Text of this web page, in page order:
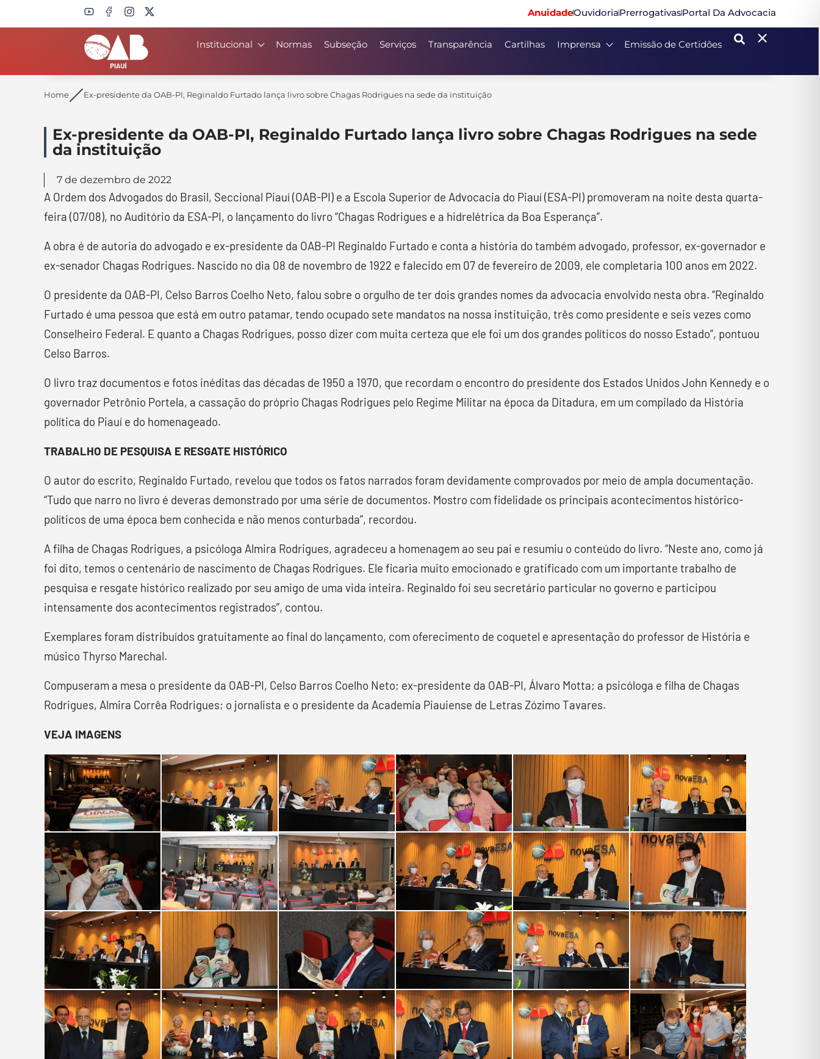
AnuidadeOuvidoriaPrerrogativasPortal Da Advocacia
Institucional Normas Subseção Serviços Transparência Cartilhas Imprensa Emissão de Certidões
Search
Home Ex-presidente da OAB-PI, Reginaldo Furtado lança livro sobre Chagas Rodrigues na sede da instituição
Ex-presidente da OAB-PI, Reginaldo Furtado lança livro sobre Chagas Rodrigues na sede
da instituição
7 de dezembro de 2022
A Ordem dos Advogados do Brasil, Seccional Piauí (OAB-PI) e a Escola Superior de Advocacia do Piauí (ESA-PI) promoveram na noite desta quarta-
feira (07/08), no Auditório da ESA-PI, o lançamento do livro “Chagas Rodrigues e a hidrelétrica da Boa Esperança”.
A obra é de autoria do advogado e ex-presidente da OAB-PI Reginaldo Furtado e conta a história do também advogado, professor, ex-governador e
ex-senador Chagas Rodrigues. Nascido no dia 08 de novembro de 1922 e falecido em 07 de fevereiro de 2009, ele completaria 100 anos em 2022.
O presidente da OAB-PI, Celso Barros Coelho Neto, falou sobre o orgulho de ter dois grandes nomes da advocacia envolvido nesta obra. “Reginaldo
Furtado é uma pessoa que está em outro patamar, tendo ocupado sete mandatos na nossa instituição, três como presidente e seis vezes como
Conselheiro Federal. E quanto a Chagas Rodrigues, posso dizer com muita certeza que ele foi um dos grandes políticos do nosso Estado”, pontuou
Celso Barros.
O livro traz documentos e fotos inéditas das décadas de 1950 a 1970, que recordam o encontro do presidente dos Estados Unidos John Kennedy e o
governador Petrônio Portela, a cassação do próprio Chagas Rodrigues pelo Regime Militar na época da Ditadura, em um compilado da História
política do Piauí e do homenageado.
TRABALHO DE PESQUISA E RESGATE HISTÓRICO
O autor do escrito, Reginaldo Furtado, revelou que todos os fatos narrados foram devidamente comprovados por meio de ampla documentação.
“Tudo que narro no livro é deveras demonstrado por uma série de documentos. Mostro com fidelidade os principais acontecimentos histórico-
políticos de uma época bem conhecida e não menos conturbada”, recordou.
A filha de Chagas Rodrigues, a psicóloga Almira Rodrigues, agradeceu a homenagem ao seu pai e resumiu o conteúdo do livro. “Neste ano, como já
foi dito, temos o centenário de nascimento de Chagas Rodrigues. Ele ficaria muito emocionado e gratificado com um importante trabalho de
pesquisa e resgate histórico realizado por seu amigo de uma vida inteira. Reginaldo foi seu secretário particular no governo e participou
intensamente dos acontecimentos registrados”, contou.
Exemplares foram distribuídos gratuitamente ao final do lançamento, com oferecimento de coquetel e apresentação do professor de História e
músico Thyrso Marechal.
Compuseram a mesa o presidente da OAB-PI, Celso Barros Coelho Neto; ex-presidente da OAB-PI, Álvaro Motta; a psicóloga e filha de Chagas
Rodrigues, Almira Corrêa Rodrigues; o jornalista e o presidente da Academia Piauiense de Letras Zózimo Tavares.
VEJA IMAGENS